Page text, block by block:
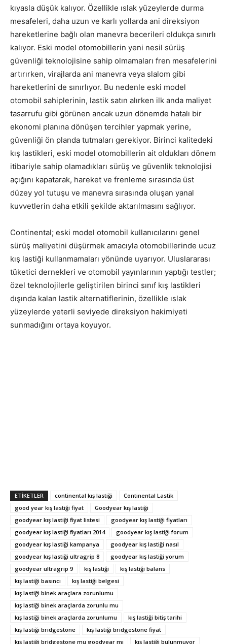
kıyasla düşük kalıyor. Özellikle ıslak yüzeylerde durma
mesafeleri, daha uzun ve karlı yollarda ani direksiyon
hareketlerine bağlı olan manevra becerileri oldukça sınırlı
kalıyor. Eski model otomobillerin yeni nesil sürüş
güvenliği teknolojisine sahip olmamaları fren mesafelerini
artırırken, virajlarda ani manevra veya slalom gibi
hareketlerini de sınırlıyor. Bu nedenle eski model
otomobil sahiplerinin, lastik satın alırken ilk anda maliyet
tasarrufu gibi görünen ancak uzun dönemde hatalı bir
ekonomi planına dönüşen tercihler yapmak yerine,
güvenliği ön planda tutmaları gerekiyor. Birinci kalitedeki
kış lastikleri, eski model otomobillerin ait oldukları dönem
itibariyle sahip olamadıkları sürüş ve güvenlik teknolojisi
açığını kapatarak, hareket ve frenleme sırasında üst
düzey yol tutuşu ve manevra sırasında oluşan yanal
kuvvetlerin daha etkili şekilde aktarılmasını sağlıyor.
Continental; eski model otomobil kullanıcılarını genel
sürüş maliyetini düşürmek amacıyla otomobillerinde ucuz
kış lastiği kullanmamaları yönünde uyarıyor. Uluslararası
tüketici dernekleri ve otomobil yayınlarının yaptığı testler;
özel teknolojilerle geliştirilen birinci sınıf kış lastikleri
dışında kalan lastik alternatiflerinin, özellikle ıslak
yüzeylerde yeterli seviyede direksiyon hakimiyeti
sunmadığını ortaya koyuyor.
ETIKETLER continental kış lastiği
Continental Lastik
good year kış lastiği fiyat
Goodyear kış lastiği
goodyear kış lastiği fiyat listesi
goodyear kış lastiği fiyatları
goodyear kış lastiği fiyatları 2014
goodyear kış lastiği forum
goodyear kış lastiği kampanya
goodyear kış lastiği nasıl
goodyear kış lastiği ultragrip 8
goodyear kış lastiği yorum
goodyear ultragrip 9
kış lastiği
kış lastiği balans
kış lastiği basıncı
kış lastiği belgesi
kış lastiği binek araçlara zorunlumu
kış lastiği binek araçlarda zorunlu mu
kış lastiği binek araçlarda zorunlumu
kış lastiği bitiş tarihi
kış lastiği bridgestone
kış lastiği bridgestone fiyat
kış lastiği bridgestone mu goodyear mı
kış lastiği bulunmuyor